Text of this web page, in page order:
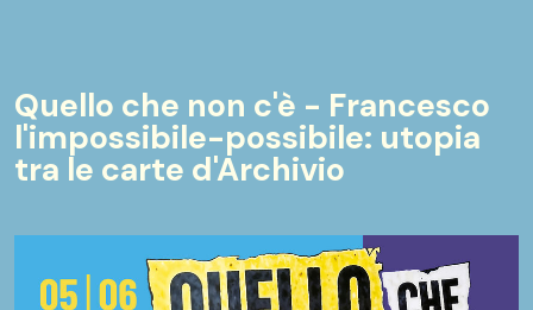
Quello che non c'è - Francesco
l'impossibile-possibile: utopia
tra le carte d'Archivio